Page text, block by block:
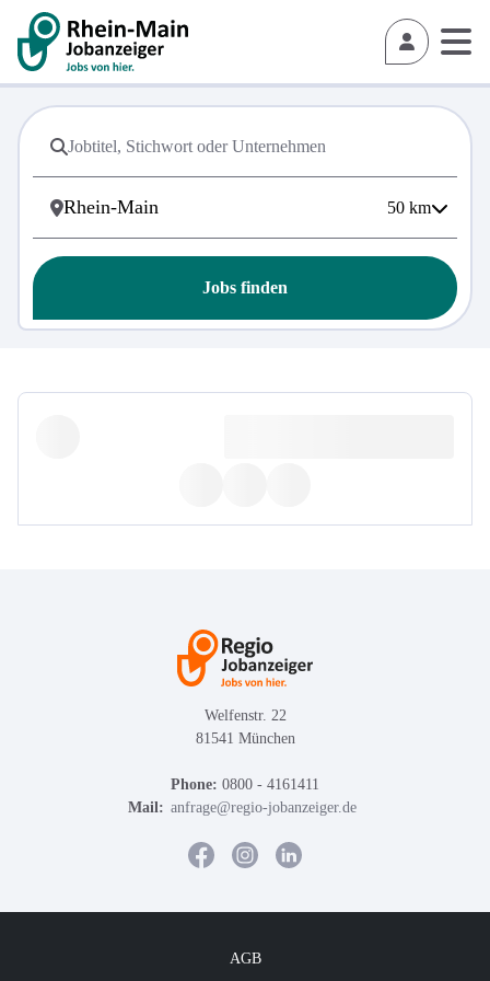
50 km
Jobs finden
Welfenstr. 22
81541 München
Phone: 0800 - 4161411
Mail: anfrage@regio-jobanzeiger.de
AGB